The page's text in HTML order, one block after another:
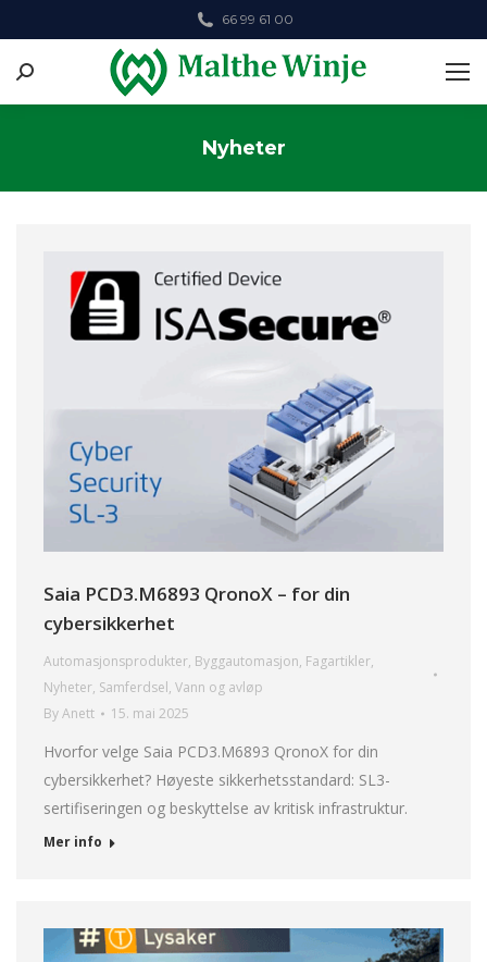
66 99 61 00
Search:
Nyheter
Saia PCD3.M6893 QronoX – for din
cybersikkerhet
Automasjonsprodukter, Byggautomasjon, Fagartikler,
Nyheter, Samferdsel, Vann og avløp
ByAnett 15. mai 2025
Hvorfor velge Saia PCD3.M6893 QronoX for din
cybersikkerhet? Høyeste sikkerhetsstandard: SL3-
sertifiseringen og beskyttelse av kritisk infrastruktur.
Mer info